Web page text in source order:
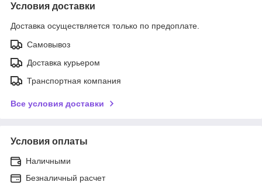
Условия доставки
Доставка осуществляется только по предоплате.
Самовывоз
Доставка курьером
Транспортная компания
Все условия доставки
Условия оплаты
Наличными
Безналичный расчет